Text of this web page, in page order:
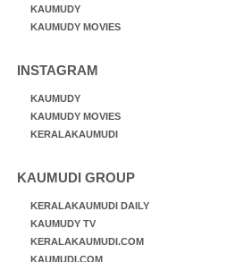
KAUMUDY
KAUMUDY MOVIES
INSTAGRAM
KAUMUDY
KAUMUDY MOVIES
KERALAKAUMUDI
KAUMUDI GROUP
KERALAKAUMUDI DAILY
KAUMUDY TV
KERALAKAUMUDI.COM
KAUMUDI.COM